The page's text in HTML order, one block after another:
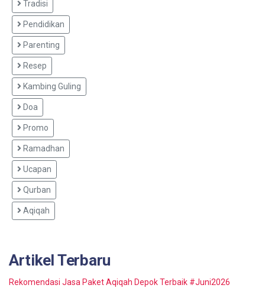
Tradisi
Pendidikan
Parenting
Resep
Kambing Guling
Doa
Promo
Ramadhan
Ucapan
Qurban
Aqiqah
Artikel Terbaru
Rekomendasi Jasa Paket Aqiqah Depok Terbaik #Juni2026